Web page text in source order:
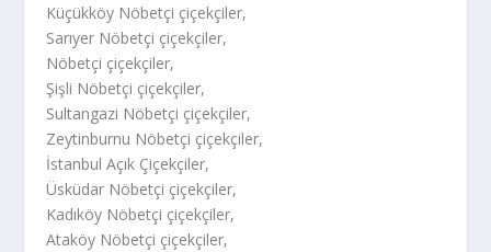
Küçükköy Nöbetçi çiçekçiler,
Sarıyer Nöbetçi çiçekçiler,
Nöbetçi çiçekçiler,
Şişli Nöbetçi çiçekçiler,
Sultangazi Nöbetçi çiçekçiler,
Zeytinburnu Nöbetçi çiçekçiler,
İstanbul Açık Çiçekçiler,
Üsküdar Nöbetçi çiçekçiler,
Kadıköy Nöbetçi çiçekçiler,
Ataköy Nöbetçi çiçekçiler,